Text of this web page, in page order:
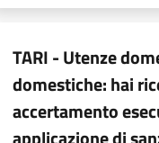
TARI - Utenze
domestiche: hai
accertamento